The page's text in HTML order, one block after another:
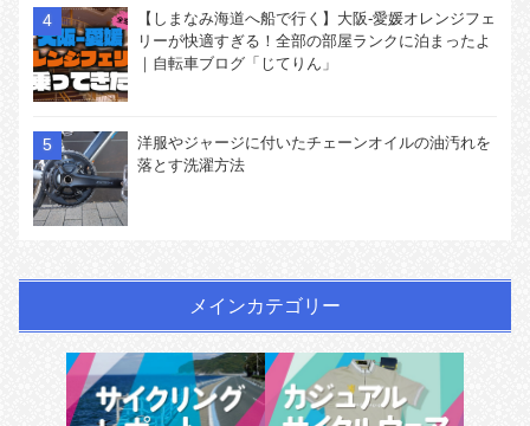
【しまなみ海道へ船で行く】大阪-愛媛オレンジフェ
リーが快適すぎる！全部の部屋ランクに泊まったよ
｜自転車ブログ「じてりん」
洋服やジャージに付いたチェーンオイルの油汚れを
落とす洗濯方法
メインカテゴリー